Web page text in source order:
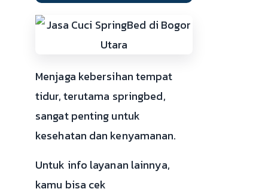
Menjaga kebersihan tempat
tidur, terutama springbed,
sangat penting untuk
kesehatan dan kenyamanan.
Untuk info layanan lainnya,
kamu bisa cek